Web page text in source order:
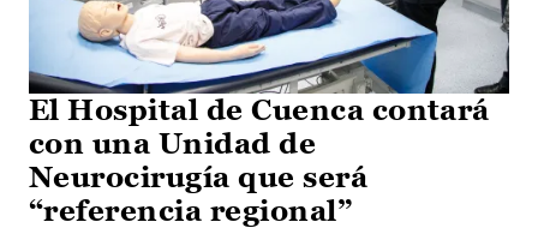
El Hospital de Cuenca contará
con una Unidad de
Neurocirugía que será
“referencia regional”